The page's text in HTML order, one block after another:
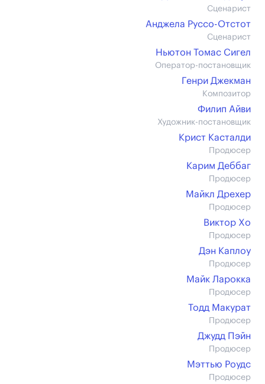
Сценарист
Анджела Руссо-Отстот
Сценарист
Ньютон Томас Сигел
Оператор-постановщик
Генри Джекман
Композитор
Филип Айви
Художник-постановщик
Крист Касталди
Продюсер
Карим Деббаг
Продюсер
Майкл Дрехер
Продюсер
Виктор Хо
Продюсер
Дэн Каплоу
Продюсер
Майк Ларокка
Продюсер
Тодд Макурат
Продюсер
Джудд Пэйн
Продюсер
Мэттью Роудс
Продюсер